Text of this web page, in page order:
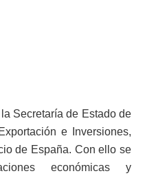
Secretaría de Estado de
e Inversiones,
de España. Con ello se
económicas y